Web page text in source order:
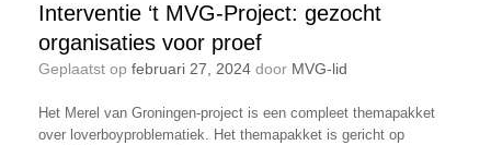
Interventie ‘t MVG-Project: gezocht
organisaties voor proef
Geplaatst op februari 27, 2024 door MVG-lid
Het Merel van Groningen-project is een compleet themapakket
over loverboyproblematiek. Het themapakket is gericht op